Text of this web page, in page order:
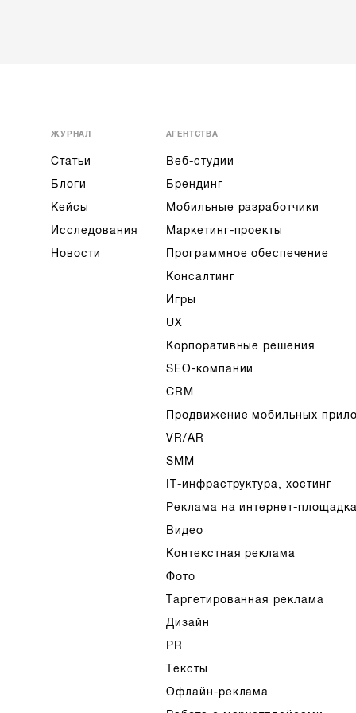
ЖУРНАЛ
Статьи
Блоги
Кейсы
Исследования
Новости
АГЕНТСТВА
Веб-студии
Брендинг
Мобильные разработчики
Маркетинг-проекты
Программное обеспечение
Консалтинг
Игры
UX
Корпоративные решения
SEO-компании
CRM
Продвижение мобильных
VR/AR
SMM
IT-инфраструктура, хостинг
Реклама на интернет-
Видео
Контекстная реклама
Фото
Таргетированная реклама
Дизайн
PR
Тексты
Офлайн-реклама